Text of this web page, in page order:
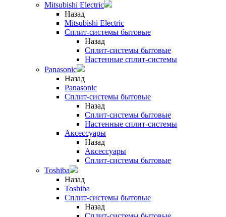
Mitsubishi Electric
Назад
Mitsubishi Electric
Сплит-системы бытовые
Назад
Сплит-системы бытовые
Настенные сплит-системы
Panasonic
Назад
Panasonic
Сплит-системы бытовые
Назад
Сплит-системы бытовые
Настенные сплит-системы
Аксессуары
Назад
Аксессуары
Сплит-системы бытовые
Toshiba
Назад
Toshiba
Сплит-системы бытовые
Назад